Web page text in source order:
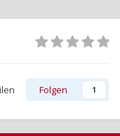
Folgen 1